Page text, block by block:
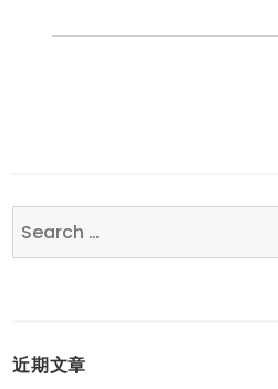
Search
for:
近期文章